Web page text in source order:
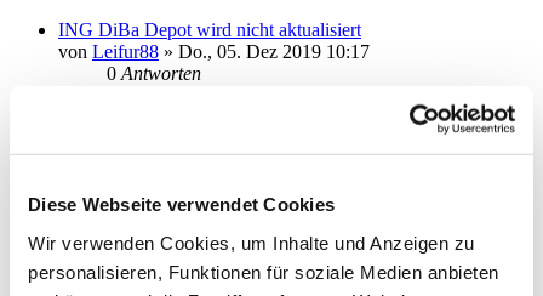
Diese Webseite verwendet Cookies
Wir verwenden Cookies, um Inhalte und Anzeigen zu
personalisieren, Funktionen für soziale Medien anbieten
ING DiBa Depot wird nicht aktualisiert
von Leifur88 » Do., 05. Dez 2019 10:17
0 Antworten
vonLeifur88»Do., 05. Dez 2019 10:15
17560 Zugriffe
Letzter BeitragvonLeifur88